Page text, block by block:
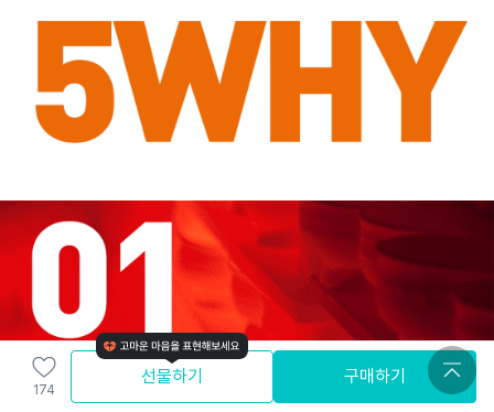
174
선물하기 구매하기